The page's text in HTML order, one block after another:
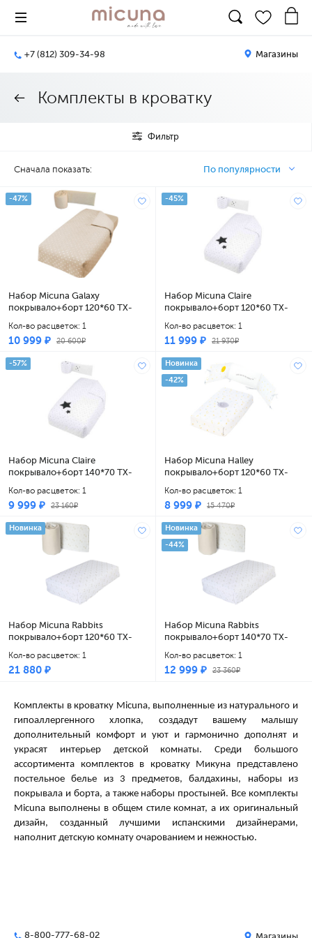
+7 (812) 309-34-98 Магазины
Комплекты в кроватку
Фильтр
Сначала показать: По популярности
-47%
Набор Micuna Galaxy
покрывало+борт 120*60 TX-
Кол-во расцветок: 1
10 999 ₽ 20 600₽
-45%
Набор Micuna Claire
покрывало+борт 120*60 TX-
Кол-во расцветок: 1
11 999 ₽ 21 930₽
-57%
Набор Micuna Claire
покрывало+борт 140*70 TX-
Кол-во расцветок: 1
9 999 ₽ 23 160₽
Новинка
-42%
Набор Micuna Halley
покрывало+борт 120*60 TX-
Кол-во расцветок: 1
8 999 ₽ 15 470₽
Новинка
Набор Micuna Rabbits
покрывало+борт 120*60 TX-
Кол-во расцветок: 1
21 880 ₽
Новинка
-44%
Набор Micuna Rabbits
покрывало+борт 140*70 TX-
Кол-во расцветок: 1
12 999 ₽ 23 360₽
Комплекты в кроватку Micuna, выполненные из натурального и
гипоаллергенного хлопка, создадут вашему малышу
дополнительный комфорт и уют и гармонично дополнят и
украсят интерьер детской комнаты. Среди большого
ассортимента комплектов в кроватку Микуна представлено
постельное белье из 3 предметов, балдахины, наборы из
покрывала и борта, а также наборы простыней. Все комплекты
Micuna выполнены в общем стиле комнат, а их оригинальный
дизайн, созданный лучшими испанскими дизайнерами,
наполнит детскую комнату очарованием и нежностью.
8-800-777-68-02